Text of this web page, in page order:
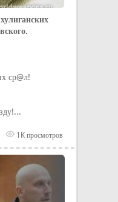
ср@л!
1K просмотров